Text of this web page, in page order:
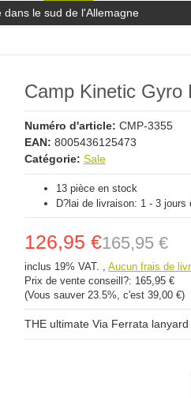
le sud de l'Allemagne
Camp Kinetic Gyro
Numéro d'article: CMP-3355
EAN: 8005436125473
Catégorie: Sale
13 pièce en stock
D?lai de livraison: 1 - 3 jours
126,95 €165,95 €
inclus 19% VAT. , Aucun frais de
Prix ​​de vente conseill?: 165,95 €
(Vous sauver 23.5% , c'est 39,00 €)
THE ultimate Via Ferrata